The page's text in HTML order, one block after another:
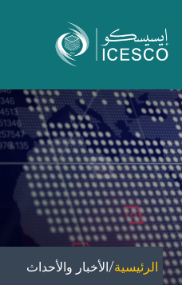
عن الإيسيسكو
الحوكمة
مجال عملنا
مجالات الخبرة
الأمانة العامة للجان الوطنية
الشراكات
تأثيرنا
الرئيسية/الأخبار والأحداث